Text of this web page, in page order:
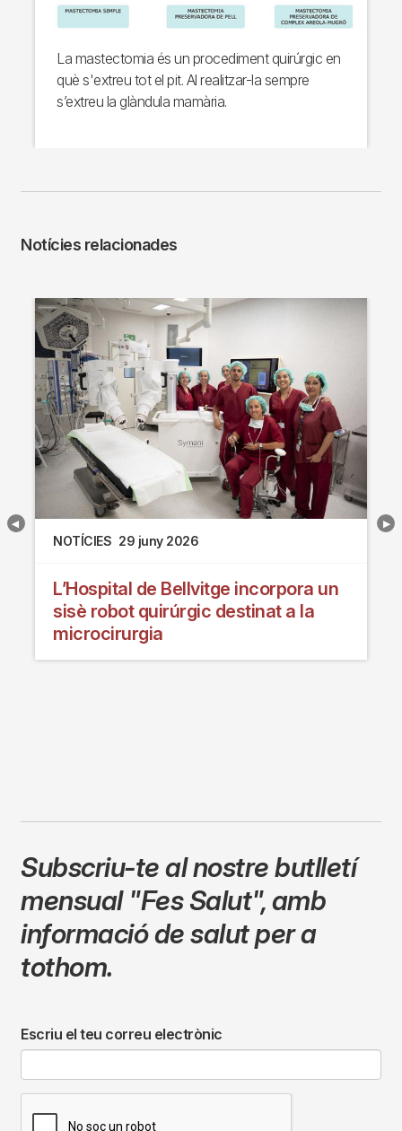
La mastectomia és un procediment quirúrgic en
què s'extreu tot el pit. Al realitzar-la sempre
s’extreu la glàndula mamària.
Notícies relacionades
NOTÍCIES 29 juny 2026
L’Hospital de Bellvitge incorpora un
sisè robot quirúrgic destinat a la
microcirurgia
Subscriu-te al nostre butlletí
mensual "Fes Salut",amb
informació de salut per a
tothom.
Escriu el teu correu electrònic